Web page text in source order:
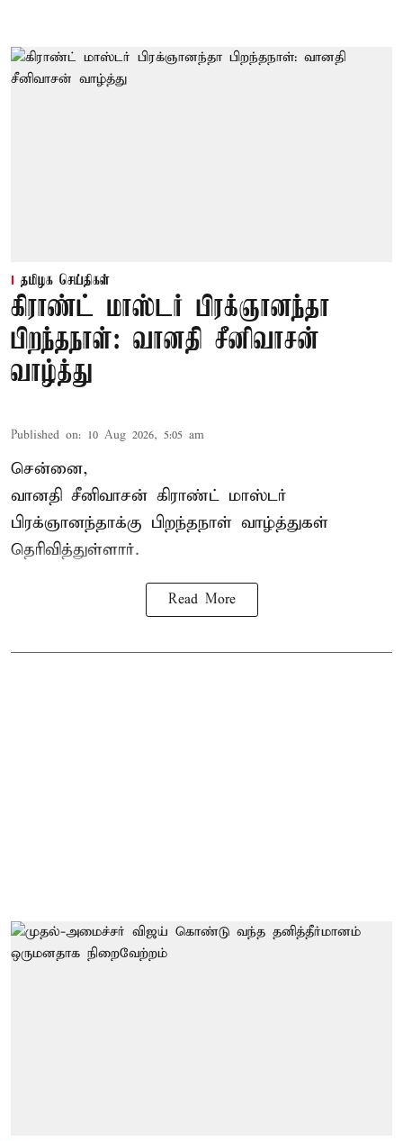
தமிழக செய்திகள்
கிராண்ட் மாஸ்டர் பிரக்ஞானந்தா
பிறந்தநாள்: வானதி சீனிவாசன்
வாழ்த்து
Published on: 10 Aug 2026, 5:05 am
சென்னை,
வானதி சீனிவாசன் கிராண்ட் மாஸ்டர்
பிரக்ஞானந்தாக்கு பிறந்தநாள் வாழ்த்துகள்
தெரிவித்துள்ளார்.
Read More